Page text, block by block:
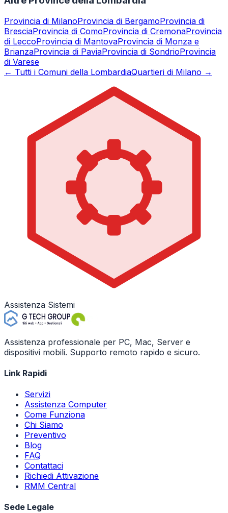
Provincia di MilanoProvincia di BergamoProvincia di
BresciaProvincia di ComoProvincia di CremonaProvincia
di LeccoProvincia di MantovaProvincia di Monza e
BrianzaProvincia di PaviaProvincia di SondrioProvincia
di Varese
← Tutti i Comuni della LombardiaQuartieri di Milano →
Assistenza Sistemi
Assistenza professionale per PC, Mac, Server e
dispositivi mobili. Supporto remoto rapido e sicuro.
Link Rapidi
Servizi
Assistenza Computer
Come Funziona
Chi Siamo
Preventivo
Blog
FAQ
Contattaci
Richiedi Attivazione
RMM Central
Sede Legale